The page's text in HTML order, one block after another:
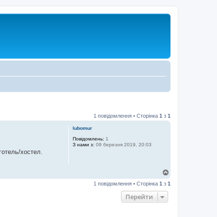
1 повідомлення • Сторінка 1 з 1
lubomur
Повідомлень: 1
З нами з: 09 березня 2019, 20:03
хостел.
г
1 повідомлення • Сторінка 1 з 1
Перейти